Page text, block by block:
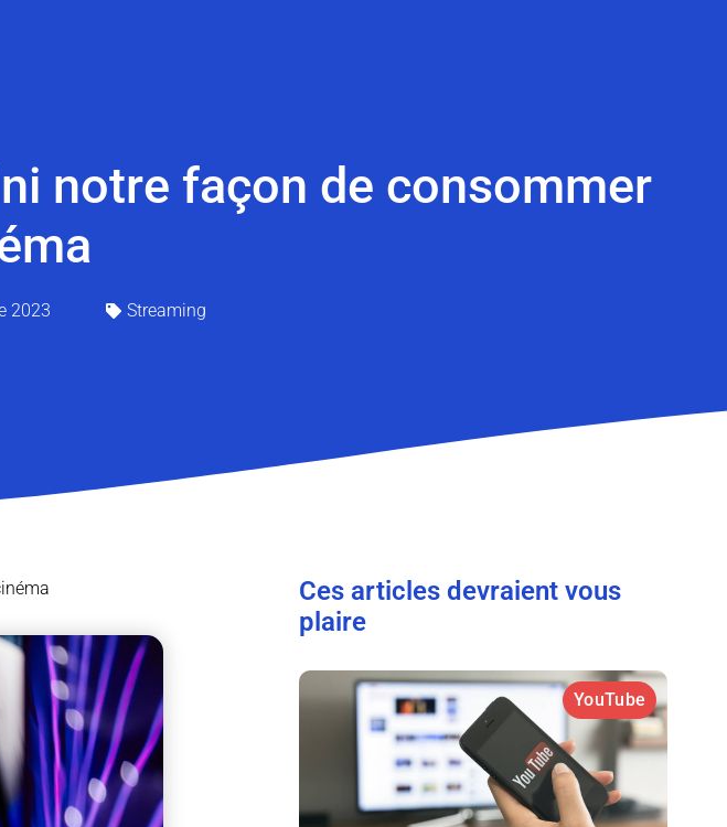
notre façon de consommer
2023 Streaming
Ces articles devraient vous
plaire
YouTube